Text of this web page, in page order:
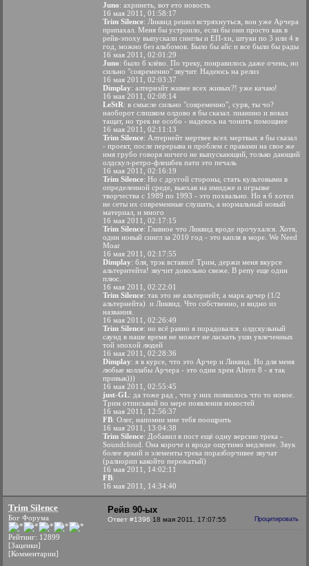
Juno: ахринеть, вот ето новость
16 мая 2011, 01:58:17
Trim Silence: Ликвид решил встряхнуться, вон уже Арчера
припахал. Меня бы устроило, если бы они просто как в
рейв-эпоху выпускали синглы и ЕП-хи, штуки по 3 или 4 в
год, можно без альбомов. Было бы айс и все были бы рады
16 мая 2011, 02:01:29
Juno: было б клёво. По треку, понравилось даже очень, но
сильно "современно" звучит. Надеюсь на релиз
16 мая 2011, 02:03:37
Dimplay: алтернэйт живее всех живых?! уже качаю!
16 мая 2011, 02:08:14
LeStR: в смысле сильно "современно", сурв, ты чо?
наоборот слишком олдово я бы сказал. пианино и вокал
тащат, но трек не особо - надеюсь на чонить помощнее
16 мая 2011, 02:11:13
Trim Silence: Алтернейт мертвее всех мертвых я бы сказал
- проект, после перерыва и проблем с правами на свое же
имя грубо говоря ничего не выпускающий, только дающий
олдскул-ретро-флешбек пати это печаль
16 мая 2011, 02:16:19
Trim Silence: Но с другой стороны, стать культовыми в
определенной среде, выехав на имидже и огрызке
творчества с 1989 по 1993 - это похвально. Но я б хотел
не сеты их современные слушать, а нормальный новый
материал, и много
16 мая 2011, 02:17:15
Trim Silence: Главное что Ликвид вроде прочухался. Хотя,
один новый сингл за 2010 год - это капля в море. We Need
Moar
16 мая 2011, 02:17:55
Dimplay: бля, трэк вставил! Трим, держи меня вкурсе
альтернтейта! звучит довольно свеже. В репу еще один
плюс.
16 мая 2011, 02:22:01
Trim Silence: так это не альтернейт, а марк арчер (1/2
альтернейта) и Ликвид. Что собственно, и видно из
названия.
16 мая 2011, 02:26:49
Trim Silence: но всё равно я порадовался. олдскульный
саунд в наше время не может не ласкать уши увлеченных
той эпохой людей
16 мая 2011, 02:28:36
Dimplay: я в курсе, что это Арчер и Ликвид. Но для меня
любые коллабы Арчера - это один хрен Altern 8 - я так
привык)))
16 мая 2011, 02:55:45
just-GL: да тоже рад , что у них появилось что то новое.
Трим отписывай по мере появления новостей
16 мая 2011, 12:56:37
FB: Олег, напомни мне тебя поощрить
16 мая 2011, 13:04:38
Trim Silence: Добавил в пост ещё одну версию трека -
Soundcloud. Она короче и вроде ощутимо медленее. Звук
более яркий и элементы трека поразборчивее звучат
(ралиорип какойто пережатый)
16 мая 2011, 14:02:11
FB:
16 мая 2011, 14:34:40
Trim Silence
Бог Форума
Рейтинг: 12899
[Заценки]
[Комментарии]
Рейв 90-ых
Ответ #1396 18 мая 2011, 17:07:55 Процитировать